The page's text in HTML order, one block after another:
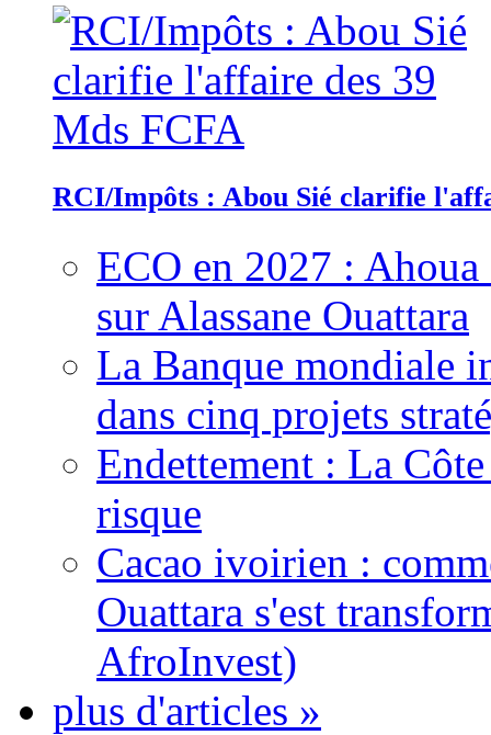
RCI/Impôts : Abou Sié clarifie
ECO en 2027 :
sur Alassane Ouattara
La Banque mondiale
dans cinq projets
Endettement : La
risque
Cacao ivoirien :
Ouattara s'est
AfroInvest)
plus d'articles »